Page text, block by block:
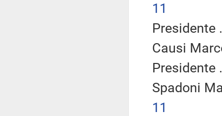
11
Presidente
Causi
Presidente
Spadoni
11